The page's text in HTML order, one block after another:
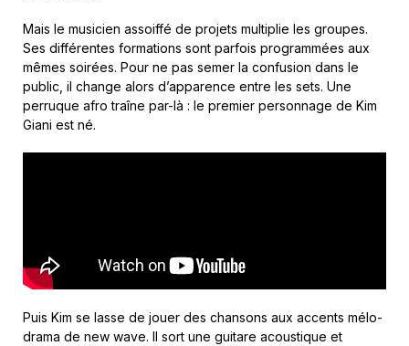
Mais le musicien assoiffé de projets multiplie les groupes.
Ses différentes formations sont parfois programmées aux
mêmes soirées. Pour ne pas semer la confusion dans le
public, il change alors d’apparence entre les sets. Une
perruque afro traîne par-là : le premier personnage de Kim
Giani est né.
Puis Kim se lasse de jouer des chansons aux accents mélo-
drama de new wave. Il sort une guitare acoustique et